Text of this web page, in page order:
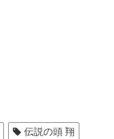
伝説の頭 翔